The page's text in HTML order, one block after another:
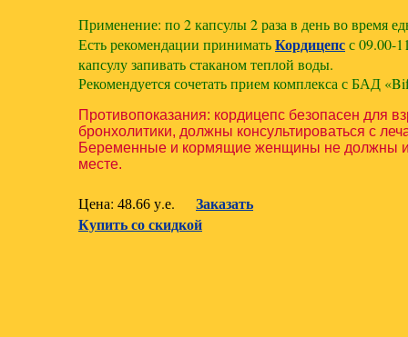
Применение: по 2 капсулы 2 раза в день во время
Есть рекомендации приниматьКордицепсс 09.00-
капсулу запивать стаканом теплой воды.
Рекомендуется сочетать прием комплекса с БАД
Противопоказания: кордицепс безопасен для
бронхолитики, должны консультироваться с
Беременные и кормящие женщины не должны
месте.
Цена: 48.66 у.е. Заказать
Купить со скидкой